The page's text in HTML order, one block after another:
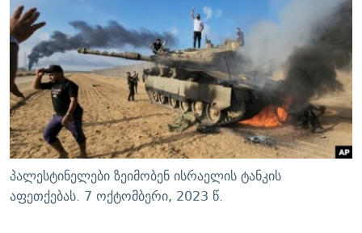
ᲛᲝᲚᲐᲞᲐᲠᲐᲙᲔ ᲢᲔᲥᲡᲢᲔᲑᲘ
ᲨᲘᲜ - ᲣᲪᲮᲝᲔᲗᲨᲘ
ᲚᲘᲢᲔᲠᲐᲢᲣᲠᲣᲚᲘ ᲬᲐᲮᲜᲐᲒᲔᲑᲘ
ᲐᲛᲔᲠᲘᲙᲣᲚᲘ ᲛᲝᲗᲮᲠᲝᲑᲐ
ᲘᲛᲞᲔᲠᲘᲐ ᲓᲐ ᲠᲐᲓᲘᲝ
ᲩᲔᲛᲘ ᲡᲘᲙᲕᲓᲘᲚᲘᲡ ᲛᲘᲖᲔᲖᲘᲐ COVID-19
11 ᲬᲔᲚᲘ - 11 ᲐᲛᲑᲐᲕᲘ
ᲡᲐᲞᲐᲠᲚᲐᲛᲔᲜᲢᲝ ᲐᲠᲩᲔᲕᲜᲔᲑᲘᲡ ᲘᲡᲢᲝᲠᲘᲐ
ᲑᲐᲕᲨᲕᲔᲑᲘ ᲞᲠᲝᲡᲢᲘᲢᲣᲪᲘᲐᲨᲘ - ᲐᲛᲝᲣᲗᲥᲛᲔᲚᲘ ᲐᲛᲑᲐᲕᲘ
5 ᲐᲛᲑᲐᲕᲘ - 20 ᲘᲕᲜᲘᲡᲡ ᲓᲐᲨᲐᲕᲔᲑᲣᲚᲔᲑᲘ
ᲐᲒᲕᲘᲡᲢᲝᲡ ᲝᲛᲘ
ПРИВЕТ ᲙᲣᲚᲢᲣᲠᲐ
ᲒᲐᲛᲝᲘᲬᲔᲠᲔ
რთე/რთ-ის ყველა საიტი
პალესტინელები ზეიმობენ ისრაელის ტანკის
აფეთქებას. 7 ოქტომბერი, 2023 წ.